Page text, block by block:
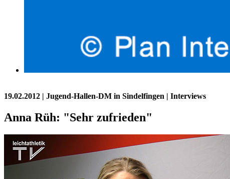
19.02.2012 | Jugend-Hallen-DM in Sindelfingen | Interviews
Anna Rüh: "Sehr zufrieden"